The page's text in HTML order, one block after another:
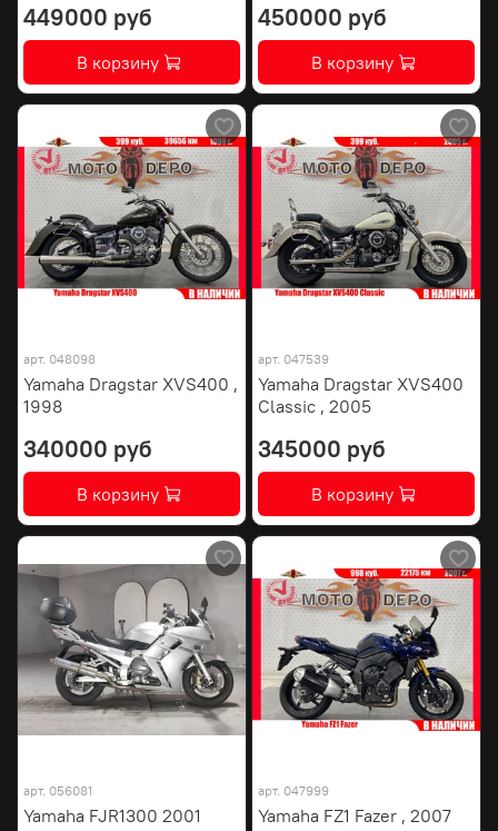
449000 руб
В корзину
450000 руб
В корзину
арт. 048098
Yamaha Dragstar XVS400 ,
1998
340000 руб
В корзину
арт. 047539
Yamaha Dragstar XVS400
Classic , 2005
345000 руб
В корзину
арт. 056081
Yamaha FJR1300 2001
арт. 047999
Yamaha FZ1 Fazer , 2007